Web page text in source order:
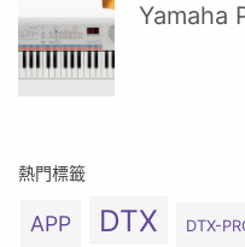
Yamaha
熱門標籤
APP DTX DTX-